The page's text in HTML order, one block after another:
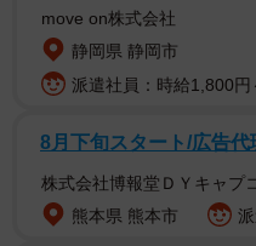
move on株式会社
静岡県 静岡市
派遣社員：時給1,800円
8月下旬スタート/広告
株式会社博報堂ＤＹキャプ
熊本県 熊本市